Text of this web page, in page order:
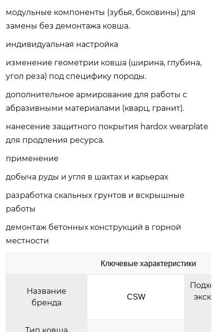
модульные компоненты (зубья, боковины) для
замены без демонтажа ковша.
индивидуальная настройка
изменение геометрии ковша (ширина, глубина,
угол реза) под специфику породы.
дополнительное армирование для работы с
абразивными материалами (кварц, гранит).
нанесение защитного покрытия hardox wearplate
для продления ресурса.
применение
добыча руды и угля в шахтах и карьерах
разработка скальных грунтов и вскрышные
работы
демонтаж бетонных конструкций в горной
местности
Ключевые характеристики
Название
бренда
CSW